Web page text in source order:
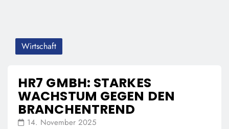
Wirtschaft
HR7 GMBH: STARKES
WACHSTUM GEGEN DEN
BRANCHENTREND
14. November 2025